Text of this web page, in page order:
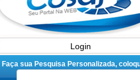
Login
Faça sua Pesquisa Personalizada,